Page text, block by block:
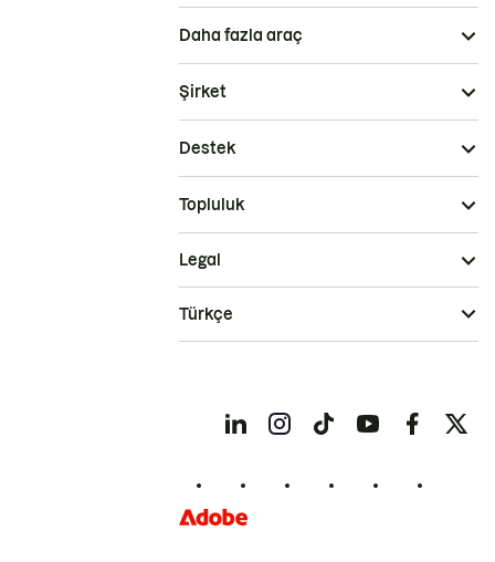
Daha fazla araç
Şirket
Destek
Topluluk
Legal
Türkçe